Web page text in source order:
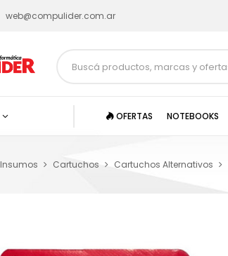
web@compulider.com.ar
OFERTAS NOTEBOOKS
Insumos Cartuchos Cartuchos Alternativos